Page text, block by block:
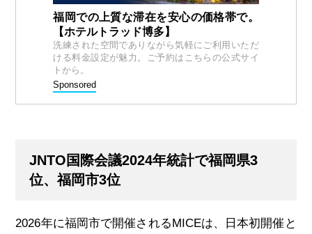
福岡での上質な滞在を安心の価格帯で。
【ホテルトラッド博多】
洗練された空間でありながら気軽にご利用いただ
ける料金設定が魅力。ご予約はこちらの公式サイ
トから。
Sponsored
JNTO 国際会議2024年統計で福岡県3
位、福岡市3位
2026年に福岡市で開催されるMICEは、日本初開催と